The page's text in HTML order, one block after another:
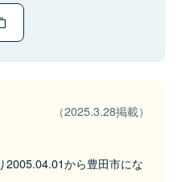
（2025.3.28掲載）
2005.04.01から豊田市にな